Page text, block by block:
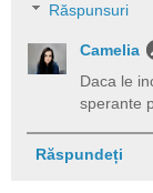
Răspunsuri
Camelia
Daca le
sperante
Răspundeți